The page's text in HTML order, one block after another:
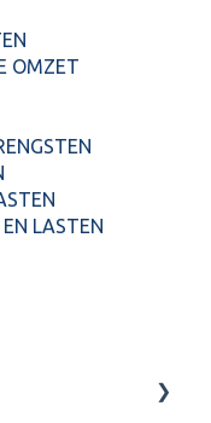
OMZET
LASTEN